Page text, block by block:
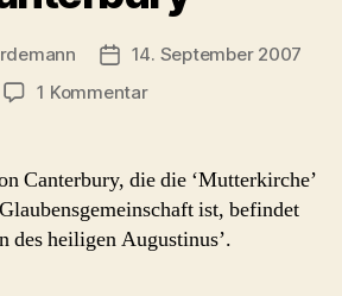
Beitragsdatum
14. September 2007
1 Kommentarzu
Canterbury
Canterbury, die die ‘Mutterkirche’
ist, befindet
des heiligen Augustinus’.